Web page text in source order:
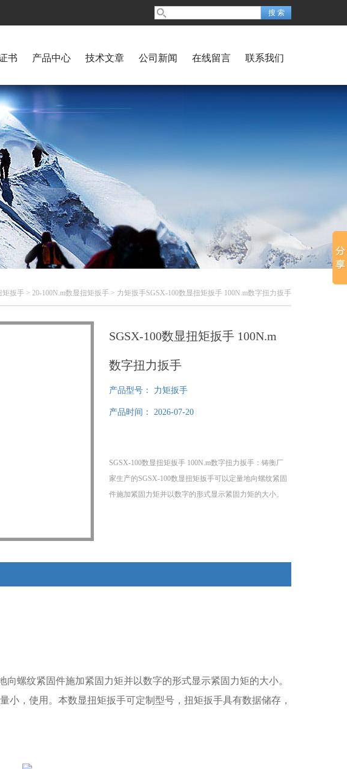
书 产品中心 技术文章 公司新闻 在线留言 联系我们
矩扳手 > 20-100N.m数显扭矩扳手 > 力矩扳手SGSX-100数显扭矩扳手 100N.m数字扭力扳手
SGSX-100数显扭矩扳手 100N.m
数字扭力扳手
产品型号： 力矩扳手
产品时间： 2026-07-20
SGSX-100数显扭矩扳手 100N.m数字扭力扳手：铸衡厂
家生产的SGSX-100数显扭矩扳手可以定量地向螺纹紧固
件施加紧固力矩并以数字的形式显示紧固力矩的大小。
向螺纹紧固件施加紧固力矩并以数字的形式显示紧固力矩的大小。
小，使用。本数显扭矩扳手可定制型号，扭矩扳手具有数据储存，